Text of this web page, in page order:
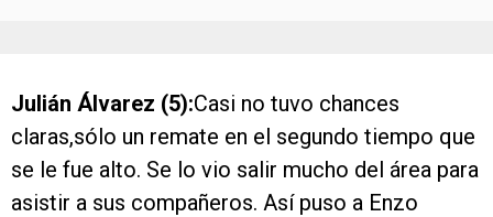
Julián Álvarez (5):Casi no tuvo chances
claras,sólo un remate en el segundo tiempo que
se le fue alto. Se lo vio salir mucho del área para
asistir a sus compañeros. Así puso a Enzo